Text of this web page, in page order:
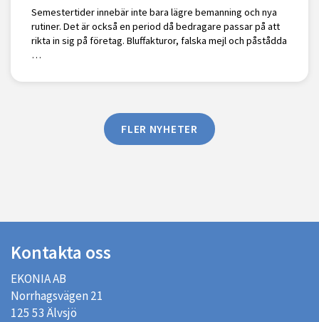
Semestertider innebär inte bara lägre bemanning och nya
rutiner. Det är också en period då bedragare passar på att
rikta in sig på företag. Bluffakturor, falska mejl och påstådda
…
FLER NYHETER
Kontakta oss
EKONIA AB
Norrhagsvägen 21
125 53 Älvsjö